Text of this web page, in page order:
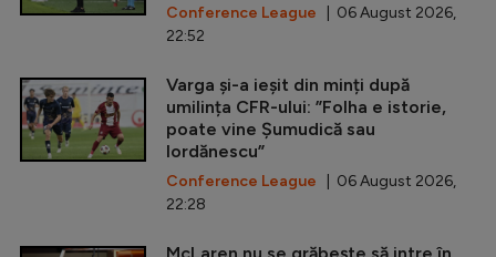
Conference League | 06 August 2026,
22:52
Varga și-a ieșit din minți după
umilința CFR-ului: ”Folha e istorie,
poate vine Șumudică sau
Iordănescu”
Conference League | 06 August 2026,
22:28
McLaren nu se grăbește să intre în